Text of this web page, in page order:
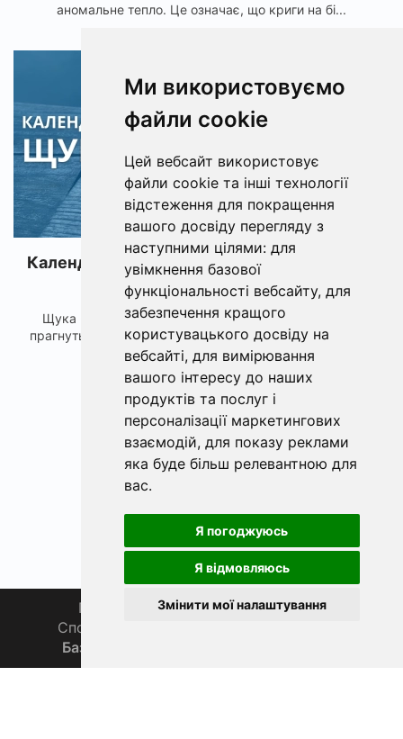
Ми використовуємо
файли cookie
Цей вебсайт використовує
файли cookie та інші технології
відстеження для покращення
вашого досвіду перегляду з
наступними цілями: для
увімкнення базової
функціональності вебсайту, для
забезпечення кращого
користувацького досвіду на
вебсайті, для вимірювання
вашого інтересу до наших
продуктів та послуг і
персоналізації маркетингових
взаємодій, для показу реклами
яка буде більш релевантною для
вас.
Я погоджуюсь
Я відмовляюсь
Змінити мої налаштування
аномальне тепло. Це означає, що криги на бі...
Календар кльову щуки для різних водойм:
озера, річки, ставки
Щука - одна з найбільш популярних хижих риб, яку
прагнуть зловити рибалки різного рівня майстерності...
« Наступна »
Головна Про нас
Магазин 🛒
Спортивна рибалка 🏆
База знань 📚